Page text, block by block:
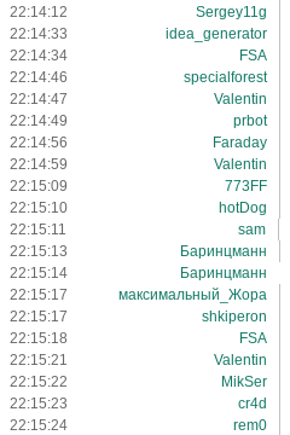
22:14:12
Sergey11g
22:14:33
idea_generator
22:14:34
FSA
22:14:46
specialforest
22:14:47
Valentin
22:14:49
prbot
22:14:56
Faraday
22:14:59
Valentin
22:15:09
773FF
22:15:10
hotDog
22:15:11
sam
22:15:13
Баринцманн
22:15:14
Баринцманн
22:15:17
максимальный_Жора
22:15:17
shkiperon
22:15:18
FSA
22:15:21
Valentin
22:15:22
MikSer
22:15:23
cr4d
22:15:24
rem0